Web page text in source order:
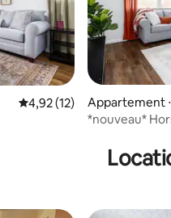
Évaluation moyenne sur la
4,92 (12)
Appartement
*nouveau*